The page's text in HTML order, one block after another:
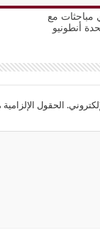
مع
أنطونيو
الحقول